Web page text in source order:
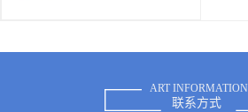
ART INFORMATION
联系方式